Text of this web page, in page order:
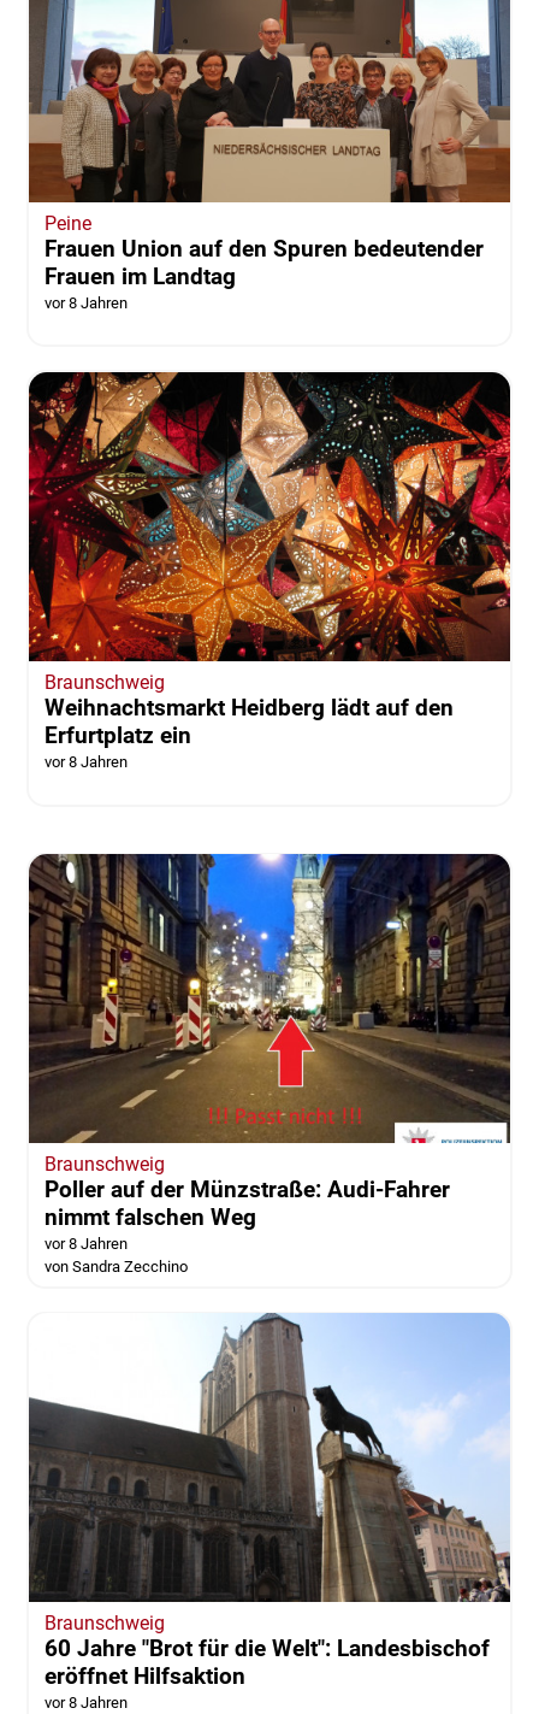
Peine
Frauen Union auf den Spuren bedeutender
Frauen im Landtag
vor 8 Jahren
Braunschweig
Weihnachtsmarkt Heidberg lädt auf den
Erfurtplatz ein
vor 8 Jahren
Braunschweig
Poller auf der Münzstraße: Audi-Fahrer
nimmt falschen Weg
vor 8 Jahren
von Sandra Zecchino
Braunschweig
60 Jahre "Brot für die Welt": Landesbischof
eröffnet Hilfsaktion
vor 8 Jahren